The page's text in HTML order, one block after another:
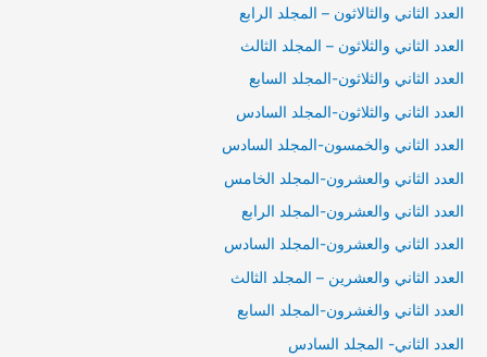
العدد الثاني والثالاثون – المجلد الرابع
العدد الثاني والثلاثون – المجلد الثالث
العدد الثاني والثلاثون-المجلد السابع
العدد الثاني والثلاثون-المجلد السادس
العدد الثاني والخمسون-المجلد السادس
العدد الثاني والعشرون-المجلد الخامس
العدد الثاني والعشرون-المجلد الرابع
العدد الثاني والعشرون-المجلد السادس
العدد الثاني والعشرين – المجلد الثالث
العدد الثاني والغشرون-المجلد السابع
العدد الثاني- المجلد السادس